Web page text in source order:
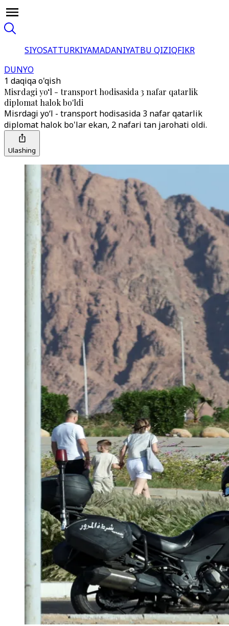
SIYOSATTURKIYAMADANIYATBU QIZIQFIKR
DUNYO
1 daqiqa o'qish
Misrdagi yo‘l - transport hodisasida 3 nafar qatarlik
diplomat halok bo'ldi
Misrdagi yo‘l - transport hodisasida 3 nafar qatarlik
diplomat halok bo'lar ekan, 2 nafari tan jarohati oldi.
Ulashing